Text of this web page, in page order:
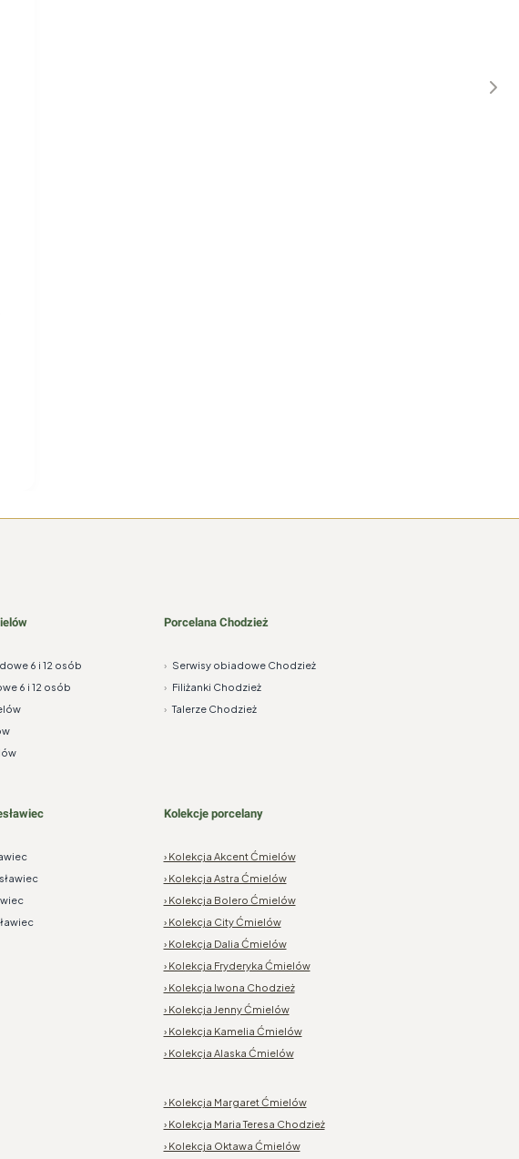
6 i 12 osób
6 i 12 osób
Porcelana Chodzież
› Serwisy obiadowe Chodzież
› Filiżanki Chodzież
› Talerze Chodzież
Kolekcje porcelany
› Kolekcja Akcent Ćmielów
› Kolekcja Astra Ćmielów
› Kolekcja Bolero Ćmielów
› Kolekcja City Ćmielów
› Kolekcja Dalia Ćmielów
› Kolekcja Fryderyka Ćmielów
› Kolekcja Iwona Chodzież
› Kolekcja Jenny Ćmielów
› Kolekcja Kamelia Ćmielów
› Kolekcja Alaska Ćmielów
› Kolekcja Margaret Ćmielów
› Kolekcja Maria Teresa Chodzież
› Kolekcja Oktawa Ćmielów